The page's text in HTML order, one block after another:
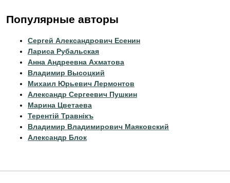
Популярные авторы
Сергей Александрович Есенин
Лариса Рубальская
Анна Андреевна Ахматова
Владимир Высоцкий
Михаил Юрьевич Лермонтов
Александр Сергеевич Пушкин
Марина Цветаева
Терентiй Травнiкъ
Владимир Владимирович Маяковский
Александр Блок